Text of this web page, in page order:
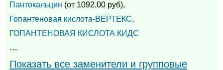
Пантокальцин (от 1092.00 руб),
Гопантеновая кислота-ВЕРТЕКС,
ГОПАНТЕНОВАЯ КИСЛОТА КИДС
…
Показать все заменители и групповые